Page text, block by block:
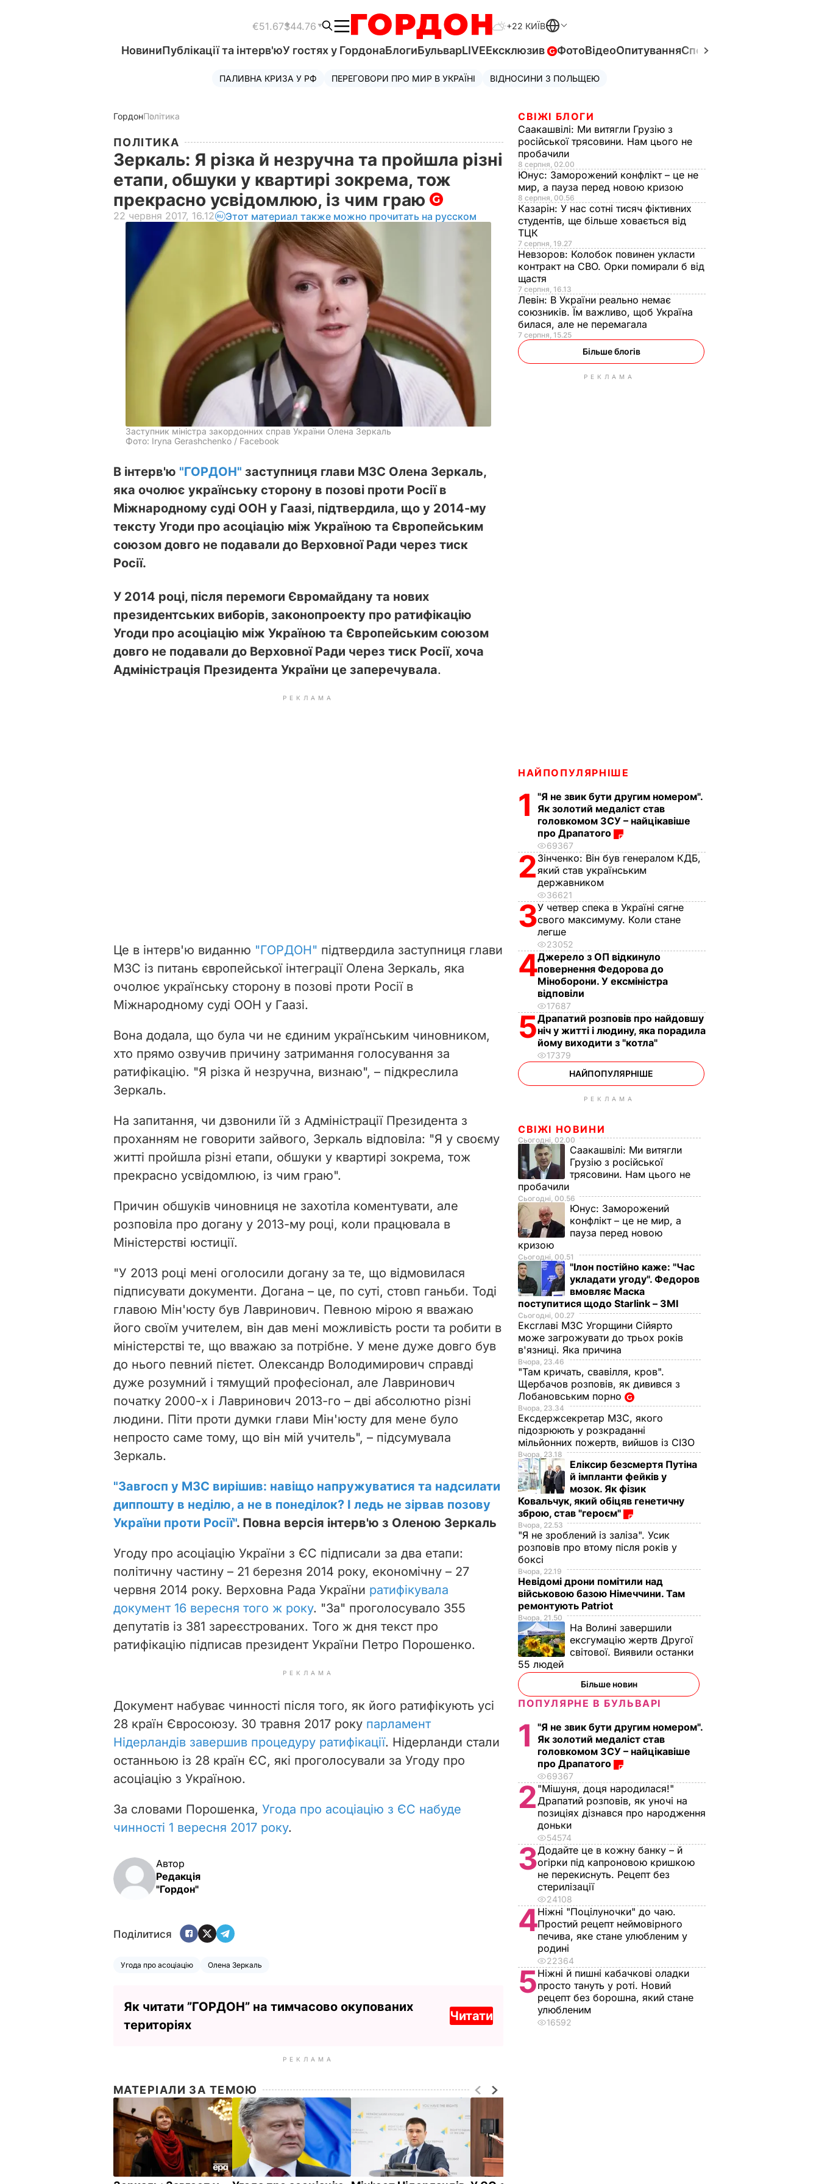
€51.67$44.76 +22 КИЇВ
НовиниПублікації та інтерв'юУ гостях у ГордонаБлогиБульварLIVEЕксклюзив ФотоВідеоОпитуванняСпецпроєкти
ПАЛИВНА КРИЗА У РФ ПЕРЕГОВОРИ ПРО МИР В УКРАЇНІ ВІДНОСИНИ З ПОЛЬЩЕЮ
ГордонПолітика
ПОЛІТИКА
Зеркаль: Я різка й незручна та пройшла різні
етапи, обшуки у квартирі зокрема, тож
прекрасно усвідомлюю, із чим граю
22 червня 2017, 16.12 Этот материал также можно прочитать на русском
Заступник міністра закордонних справ України Олена Зеркаль
Фото: Iryna Gerashchenko / Facebook
В інтерв'ю "ГОРДОН" заступниця глави МЗС Олена Зеркаль,
яка очолює українську сторону в позові проти Росії в
Міжнародному суді ООН у Гаазі, підтвердила, що у 2014-му
тексту Угоди про асоціацію між Україною та Європейським
союзом довго не подавали до Верховної Ради через тиск
Росії.
У 2014 році, після перемоги Євромайдану та нових
президентських виборів, законопроекту про ратифікацію
Угоди про асоціацію між Україною та Європейським союзом
довго не подавали до Верховної Ради через тиск Росії, хоча
Адміністрація Президента України це заперечувала.
РЕКЛАМА
Це в інтерв'ю виданню "ГОРДОН" підтвердила заступниця глави
МЗС із питань європейської інтеграції Олена Зеркаль, яка
очолює українську сторону в позові проти Росії в
Міжнародному суді ООН у Гаазі.
Вона додала, що була чи не єдиним українським чиновником,
хто прямо озвучив причину затримання голосування за
ратифікацію. "Я різка й незручна, визнаю", – підкреслила
Зеркаль.
На запитання, чи дзвонили їй з Адміністрації Президента з
проханням не говорити зайвого, Зеркаль відповіла: "Я у своєму
житті пройшла різні етапи, обшуки у квартирі зокрема, тож
прекрасно усвідомлюю, із чим граю".
Причин обшуків чиновниця не захотіла коментувати, але
розповіла про догану у 2013-му році, коли працювала в
"У 2013 році мені оголосили догану за те, що відмовилася
підписувати документи. Догана – це, по суті, стовп ганьби. Тоді
главою Мін'юсту був Лавринович. Певною мірою я вважаю
його своїм учителем, він дав мені можливість рости та робити в
міністерстві те, що вважаю за потрібне. У мене дуже довго був
до нього певний пієтет. Олександр Володимирович справді
дуже розумний і тямущий професіонал, але Лавринович
початку 2000-х і Лавринович 2013-го – дві абсолютно різні
людини. Піти проти думки глави Мін'юсту для мене було
непросто саме тому, що він мій учитель", – підсумувала
"Завгосп у МЗС вирішив: навіщо напружуватися та надсилати
диппошту в неділю, а не в понеділок? І ледь не зірвав позову
Угоду про асоціацію України з ЄС підписали за два етапи:
політичну частину – 21 березня 2014 року, економічну – 27
червня 2014 року. Верховна Рада України
ратифікувала
документ 16 вересня того ж року. "За" проголосувало 355
депутатів із 381 зареєстрованих. Того ж дня текст про
Документ набуває чинності після того, як його ратифікують усі
28 країн Євросоюзу. 30 травня 2017 року
парламент
Нідерландів завершив процедуру ратифікації
. Нідерланди стали
останньою із 28 країн ЄС, які проголосували за Угоду про
За словами Порошенка,
Угода про асоціацію з ЄС набуде
чинності 1 вересня 2017 року
Автор
Редакція
Як читати ”ГОРДОН” на тимчасово окупованих
Читати
МАТЕРІАЛИ ЗА ТЕМОЮ
СВІЖІ БЛОГИ
Саакашвілі: Ми витягли Грузію з
російської трясовини. Нам цього не
пробачили
8 серпня, 02.00
Юнус: Заморожений конфлікт – це не
мир, а пауза перед новою кризою
8 серпня, 00.56
Казарін: У нас сотні тисяч фіктивних
студентів, ще більше ховається від
ТЦК
7 серпня, 19.27
Невзоров: Колобок повинен укласти
контракт на СВО. Орки помирали б від
щастя
7 серпня, 16.13
Левін: В України реально немає
союзників. Їм важливо, щоб Україна
билася, але не перемагала
7 серпня, 15.25
Більше блогів
РЕКЛАМА
НАЙПОПУЛЯРНІШЕ
1
"Я не звик бути другим номером".
Як золотий медаліст став
головкомом ЗСУ – найцікавіше
про Драпатого
69367
2 Зінченко: Він був генералом КДБ,
який став українським
державником
36621
3У четвер спека в Україні сягне
свого максимуму. Коли стане
легше
23052
4Джерело з ОП відкинуло
повернення Федорова до
Міноборони. У ексміністра
відповіли
17687
5Драпатий розповів про найдовшу
ніч у житті і людину, яка порадила
йому виходити з "котла"
17379
НАЙПОПУЛЯРНІШЕ
РЕКЛАМА
СВІЖІ НОВИНИ
Сьогодні, 02.00
Саакашвілі: Ми витягли
Грузію з російської
трясовини. Нам цього не
пробачили
Сьогодні, 00.56
Юнус: Заморожений
конфлікт – це не мир, а
пауза перед новою
кризою
Сьогодні, 00.51
"Ілон постійно каже: "Час
укладати угоду". Федоров
вмовляє Маска
поступитися щодо Starlink – ЗМІ
Сьогодні, 00.27
Ексглаві МЗС Угорщини Сійярто
може загрожувати до трьох років
в'язниці. Яка причина
Вчора, 23.46
"Там кричать, свавілля, кров".
Щербачов розповів, як дивився з
Лобановським порно
Вчора, 23.34
Ексдержсекретар МЗС, якого
підозрюють у розкраданні
мільйонних пожертв, вийшов із СІЗО
Вчора, 23.18
Еліксир безсмертя Путіна
й імпланти фейків у
мозок. Як фізик
Ковальчук, який обіцяв генетичну
зброю, став "героєм"
Вчора, 22.53
"Я не зроблений із заліза". Усик
розповів про втому після років у
боксі
Вчора, 22.19
Невідомі дрони помітили над
військовою базою Німеччини. Там
ремонтують Patriot
Вчора, 21.50
На Волині завершили
ексгумацію жертв Другої
світової. Виявили останки
55 людей
Більше новин
ПОПУЛЯРНЕ В БУЛЬВАРІ
1
"Я не звик бути другим номером".
Як золотий медаліст став
головкомом ЗСУ – найцікавіше
про Драпатого
69367
2 "Мішуня, доця народилася!"
Драпатий розповів, як уночі на
позиціях дізнався про народження
доньки
54574
3Додайте це в кожну банку – й
огірки під капроновою кришкою
не перекиснуть. Рецепт без
стерилізації
24108
4Ніжні "Поцілуночки" до чаю.
Простий рецепт неймовірного
печива, яке стане улюбленим у
родині
22364
5Ніжні й пишні кабачкові оладки
просто тануть у роті. Новий
рецепт без борошна, який стане
улюбленим
16592